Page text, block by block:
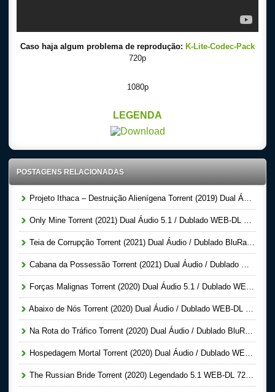
Caso haja algum problema de reprodução: K-Lite-Codec-Pack
720p
1080p
LEGENDA
POSTAGENS RELACIONADAS
Projeto Ithaca – Destruição Alienígena Torrent (2019) Dual Áudio WEB-DL 1080p
Only Mine Torrent (2021) Dual Áudio 5.1 / Dublado WEB-DL 1080p – Download
Teia de Corrupção Torrent (2021) Dual Áudio / Dublado BluRay 1080p – Download
Cabana da Possessão Torrent (2021) Dual Áudio / Dublado WEB-DL 720p – Download
Forças Malignas Torrent (2020) Dual Áudio 5.1 / Dublado WEB-DL 1080p – Download
Abaixo de Nós Torrent (2020) Dual Áudio / Dublado WEB-DL 1080p – Download
Na Rota do Tráfico Torrent (2020) Dual Áudio / Dublado BluRay 720p | 1080p FULL HD – Download
Hospedagem Mortal Torrent (2020) Dual Áudio / Dublado WEB-DL 720p | 1080p FULL HD – Download
The Russian Bride Torrent (2020) Legendado 5.1 WEB-DL 720p | 1080p – Download